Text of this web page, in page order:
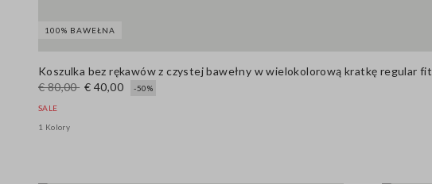
100% BAWEŁNA
Koszulka bez rękawów z czystej bawełny w wielokolorową kratkę regular fit
€ 80,00 € 40,00 -50%
SALE
1 Kolory